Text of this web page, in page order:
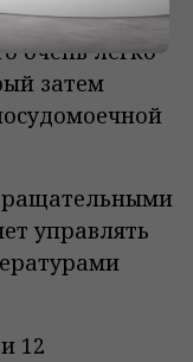
очень легко
затем
управлять
12